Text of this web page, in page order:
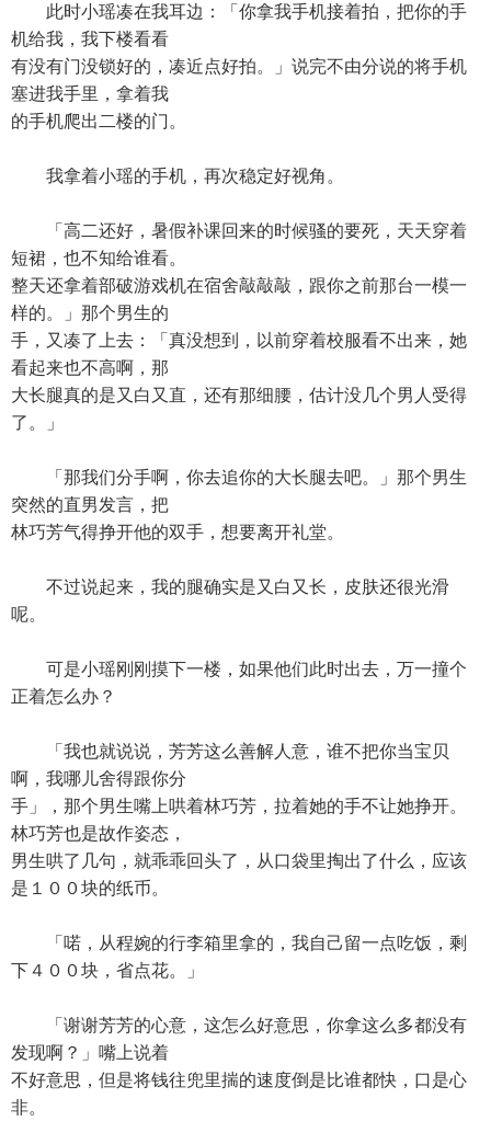
此时小瑶凑在我耳边：「你拿我手机接着拍，把你的手
机给我，我下楼看看
有没有门没锁好的，凑近点好拍。」说完不由分说的将手机
塞进我手里，拿着我
的手机爬出二楼的门。
我拿着小瑶的手机，再次稳定好视角。
「高二还好，暑假补课回来的时候骚的要死，天天穿着
短裙，也不知给谁看。
整天还拿着部破游戏机在宿舍敲敲敲，跟你之前那台一模一
样的。」那个男生的
手，又凑了上去：「真没想到，以前穿着校服看不出来，她
看起来也不高啊，那
大长腿真的是又白又直，还有那细腰，估计没几个男人受得
了。」
「那我们分手啊，你去追你的大长腿去吧。」那个男生
突然的直男发言，把
林巧芳气得挣开他的双手，想要离开礼堂。
不过说起来，我的腿确实是又白又长，皮肤还很光滑
呢。
可是小瑶刚刚摸下一楼，如果他们此时出去，万一撞个
正着怎么办？
「我也就说说，芳芳这么善解人意，谁不把你当宝贝
啊，我哪儿舍得跟你分
手」，那个男生嘴上哄着林巧芳，拉着她的手不让她挣开。
林巧芳也是故作姿态，
男生哄了几句，就乖乖回头了，从口袋里掏出了什么，应该
是１００块的纸币。
「喏，从程婉的行李箱里拿的，我自己留一点吃饭，剩
下４００块，省点花。」
「谢谢芳芳的心意，这怎么好意思，你拿这么多都没有
发现啊？」嘴上说着
不好意思，但是将钱往兜里揣的速度倒是比谁都快，口是心
非。